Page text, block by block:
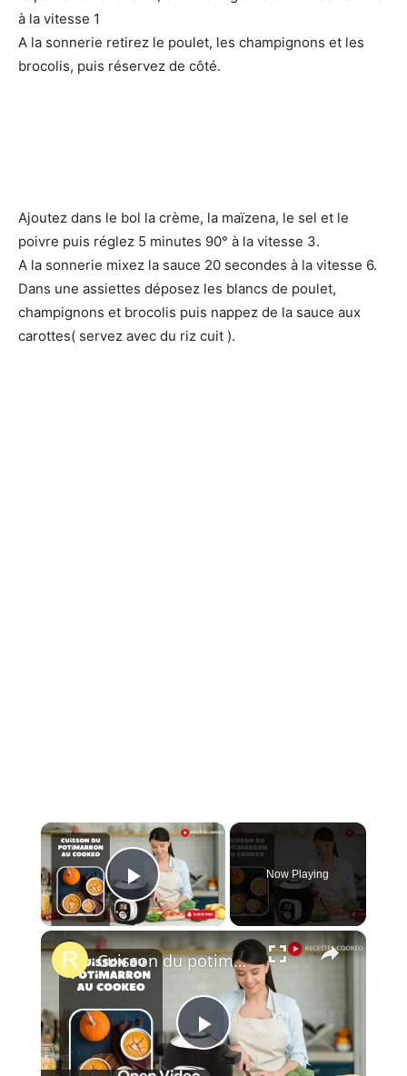
à la vitesse 1
A la sonnerie retirez le poulet, les champignons et les
brocolis, puis réservez de côté.
Ajoutez dans le bol la crème, la maïzena, le sel et le
poivre puis réglez 5 minutes 90° à la vitesse 3.
A la sonnerie mixez la sauce 20 secondes à la vitesse 6.
Dans une assiettes déposez les blancs de poulet,
champignons et brocolis puis nappez de la sauce aux
carottes( servez avec du riz cuit ).
×
Play Video
Now Playing
×
Play
Cuisson du potimarron au cookeo